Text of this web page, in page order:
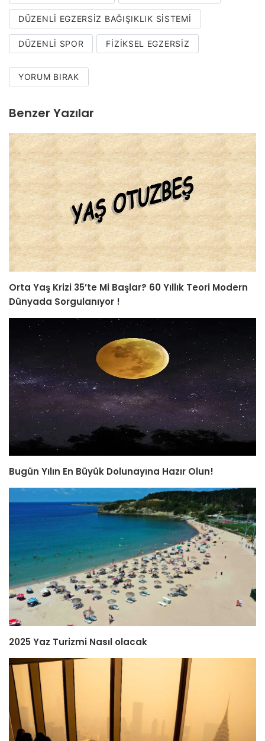
DÜZENLI EGZERSIZ BAĞIŞIKLIK SISTEMI
DÜZENLI SPOR FIZIKSEL EGZERSIZ
YORUM BIRAK
Benzer Yazılar
Orta Yaş Krizi 35’te Mi Başlar? 60 Yıllık Teori Modern
Dünyada Sorgulanıyor !
Bugün Yılın En Büyük Dolunayına Hazır Olun!
2025 Yaz Turizmi Nasıl olacak